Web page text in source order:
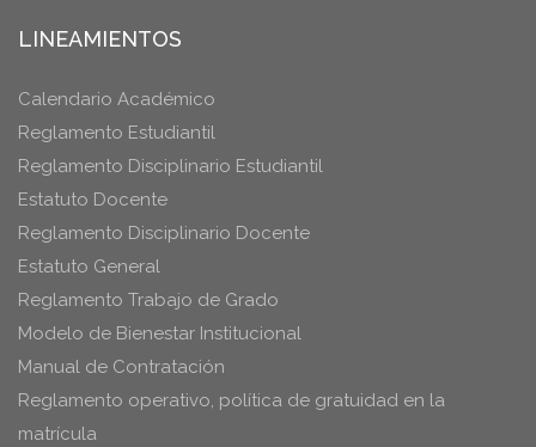
LINEAMIENTOS
Calendario Académico
Reglamento Estudiantil
Reglamento Disciplinario Estudiantil
Estatuto Docente
Reglamento Disciplinario Docente
Estatuto General
Reglamento Trabajo de Grado
Modelo de Bienestar Institucional
Manual de Contratación
Reglamento operativo, política de gratuidad en la
matrícula